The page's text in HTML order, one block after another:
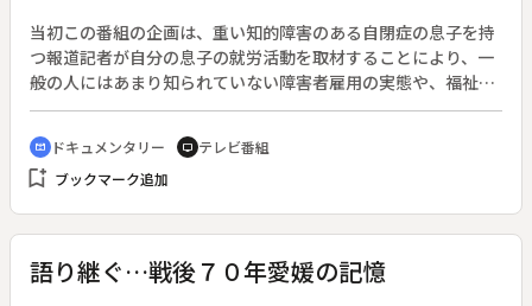
当初この番組の企画は、重い知的障害のある自閉症の息子を持
つ報道記者が自分の息子の就労活動を取材することにより、一
般の人にはあまり知られていない障害者雇用の実態や、福祉の
抱える問題点などを浮き彫りにしていこうという狙いのものだ
った。◆いざ自らカメラを回しながら取材すると、目の当たり
にしたのは障害者が働く現実の厳しさ。福祉施設での作業は
「労働」と見なされないため「最低賃金」が適応されず、朝か
たして、息子は自立できるのか。◆およそ８ヶ月間、１８歳の
息子と就労活動に奔走するうち、障害者雇用の実態はおろか障
害や息子のことそのものを、父である自分がよく理解できてい
cinematic_blur ドキュメンタリー tv テレビ番組
bookmark_add ブックマーク追加
語り継ぐ…戦後７０年愛媛の記憶